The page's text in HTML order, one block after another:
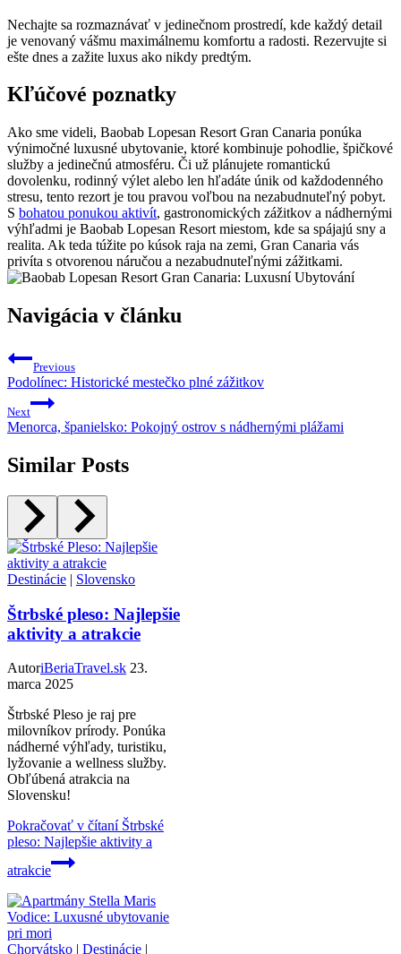
Nechajte sa rozmaznávať v jedinečnom prostredí, kde každý detail
je venovaný vášmu maximálnemu komfortu a radosti. Rezervujte si
ešte dnes a zažite luxus ako nikdy predtým.
Kľúčové poznatky
Ako sme videli, Baobab Lopesan Resort Gran Canaria ponúka
výnimočné luxusné ubytovanie, ktoré kombinuje pohodlie, špičkové
služby a jedinečnú atmosféru. Či už plánujete romantickú
dovolenku, rodinný výlet alebo len hľadáte únik od každodenného
stresu, tento rezort je tou pravou voľbou na nezabudnuteľný pobyt.
S bohatou ponukou aktivít, gastronomických zážitkov a nádhernými
výhľadmi je Baobab Lopesan Resort miestom, kde sa spájajú sny a
realita. Ak teda túžite po kúsok raja na zemi, Gran Canaria vás
privíta s otvorenou náručou a nezabudnuteľnými zážitkami.
Navigácia v článku
Previous
Podolínec: Historické mestečko plné zážitkov
Next
Menorca, španielsko: Pokojný ostrov s nádhernými plážami
Similar Posts
Destinácie | Slovensko
Štrbské pleso: Najlepšie
aktivity a atrakcie
AutoriBeriaTravel.sk 23.
marca 2025
Štrbské Pleso je raj pre
milovníkov prírody. Ponúka
nádherné výhľady, turistiku,
lyžovanie a wellness služby.
Obľúbená atrakcia na
Slovensku!
Pokračovať v čítaníŠtrbské
pleso: Najlepšie aktivity a
atrakcie
Chorvátsko | Destinácie |